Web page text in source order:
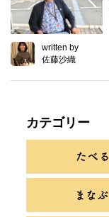
written by
佐藤沙織
カテゴリー